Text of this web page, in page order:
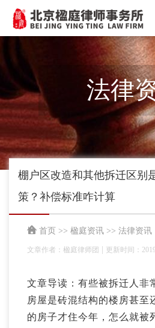
法律
棚户区改造和其他拆迁区别
策？补偿标准咋计算
首页 >> 楹庭资讯 >> 法律资讯
文章作者：楹庭律师团 更新时间：
文章导读：有些被拆迁人非
房屋是砖混结构的楼房甚至
的房子才住今年，怎么就被